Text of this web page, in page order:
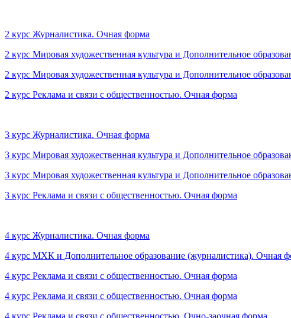
2 курс Журналистика. Очная форма
2 курс Мировая художественная культура и Дополнительное
2 курс Мировая художественная культура и Дополнительное
2 курс Реклама и связи с общественностью. Очная форма
3 курс Журналистика. Очная форма
3 курс Мировая художественная культура и Дополнительное
3 курс Мировая художественная культура и Дополнительное
3 курс Реклама и связи с общественностью. Очная форма
4 курс Журналистика. Очная форма
4 курс МХК и Дополнительное образование (журналистика). Очная
4 курс Реклама и связи с общественностью. Очная форма
4 курс Реклама и связи с общественностью. Очная форма